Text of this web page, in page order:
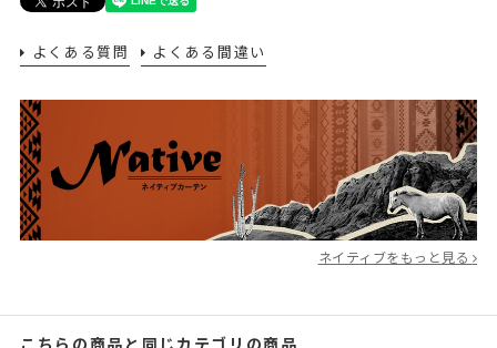
よくある質問 よくある間違い
ネイティブをもっと見る
こちらの商品と同じカテゴリの商品